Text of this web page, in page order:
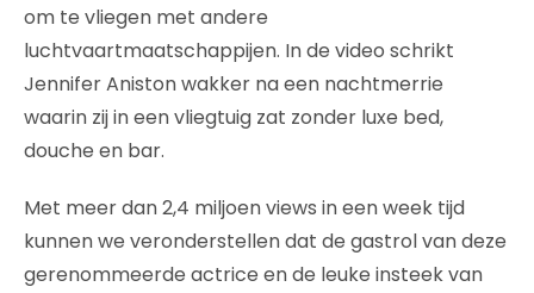
om te vliegen met andere
luchtvaartmaatschappijen. In de video schrikt
Jennifer Aniston wakker na een nachtmerrie
waarin zij in een vliegtuig zat zonder luxe bed,
douche en bar.
Met meer dan 2,4 miljoen views in een week tijd
kunnen we veronderstellen dat de gastrol van deze
gerenommeerde actrice en de leuke insteek van